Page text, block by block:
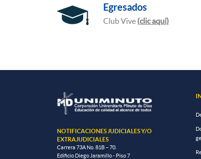
Egresados
Club Vive (clic aquí)
NOTIFICACIONES JUDICIALES Y/O
EXTRAJUDICIALES
Carrera 73A No. 81B – 70.
Edificio Diego Jaramillo - Piso 7